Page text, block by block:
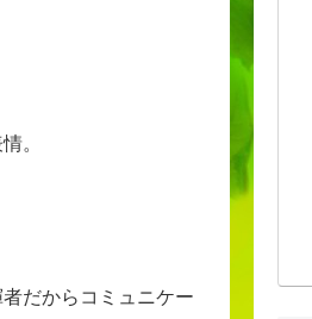
。
だからコミュニケー